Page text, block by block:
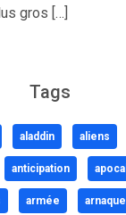
gros […]
Tags
aladdin aliens
anticipation
armée arnaque